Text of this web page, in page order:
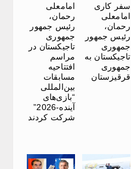
سفر کاری
امامعلی
رحمان،
رئیس جمهور
جمهوری
تاجیکستان به
جمهوری
قرقیزستان
امامعلی
رحمان،
رئیس جمهور
جمهوری
تاجیکستان در
مراسم
افتتاحیه
مسابقات
بین‌المللی
“بازی‌های
آینده-2026”
شرکت کردند